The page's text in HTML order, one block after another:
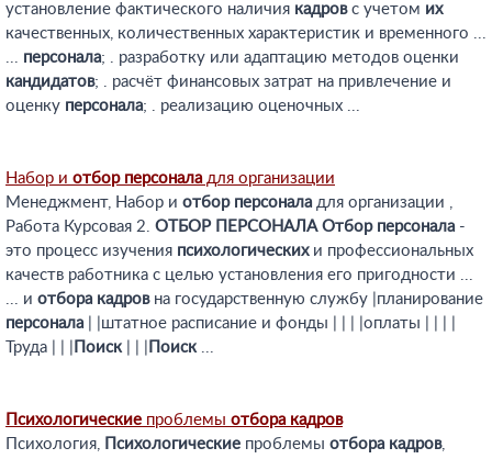
установление фактического наличия кадровс учетом их
качественных, количественных характеристик и временного ...
... персонала; . разработку или адаптацию методов оценки
кандидатов; . расчёт финансовых затрат на привлечение и
оценку персонала; . реализацию оценочных ...
Набор и отбор персоналадля организации
Менеджмент, Набор и отбор персонала для организации ,
Работа Курсовая 2. ОТБОР ПЕРСОНАЛА Отбор персонала -
это процесс изучения психологическихи профессиональных
качеств работника с целью установления его пригодности ...
... и отбора кадровна государственную службу |планирование
персонала | |штатное расписание и фонды | | | |оплаты | | | |
Труда | | |
Поиск| | | Поиск...
Психологические проблемы отбора кадров
Психология,
Психологические проблемы отбора кадров,